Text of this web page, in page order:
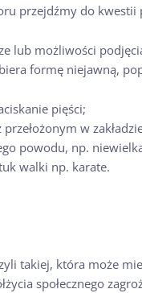
przejdźmy do kwestii
lub możliwości
formę niejawną,
pięści;
w
powodu, np.
walki np. karate.
takiej, która może
społecznego